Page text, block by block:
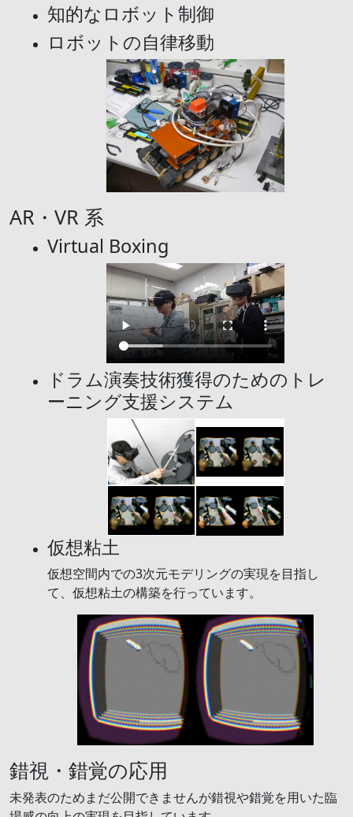
知的なロボット制御
ロボットの自律移動
AR・VR 系
Virtual Boxing
ドラム演奏技術獲得のためのトレ
ーニング支援システム
仮想粘土
仮想空間内での3次元モデリングの実現を目指し
て、仮想粘土の構築を行っています。
錯視・錯覚の応用
未発表のためまだ公開できませんが錯視や錯覚を用いた臨